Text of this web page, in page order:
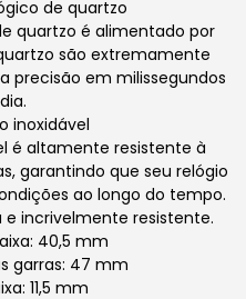
de quartzo
quartzo é alimentado por
são extremamente
precisão em milissegundos
inoxidável
é altamente resistente à
garantindo que seu relógio
ao longo do tempo.
e incrivelmente resistente.
40,5 mm
garras: 47 mm
11,5 mm